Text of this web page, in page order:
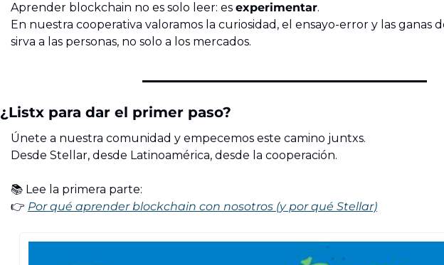
Aprender blockchain no es solo leer: es experimentar.
En nuestra cooperativa valoramos la curiosidad, el ensayo-error y las ganas
sirva a las personas, no solo a los mercados.
¿Listx para dar el primer paso?
Únete a nuestra comunidad y empecemos este camino juntxs.
Desde Stellar, desde Latinoamérica, desde la cooperación.
📚 Lee la primera parte:
👉 Por qué aprender blockchain con nosotros (y por qué Stellar)